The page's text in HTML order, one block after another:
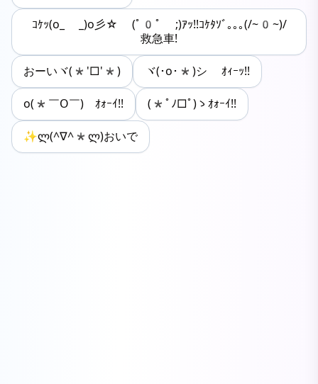
ｺｹｯ(o_ _)o彡☆ (ﾟ0ﾟ ;)ｱｯ!!ｺｹﾀｿﾞ｡｡｡(/~0~)/
救急車!
おーいヾ(*'□'*) ヾ(･o･*)シ ｵｨｰｯ!!
o(*￣O￣)ゝｵｫｰｲ!! (*ﾟﾉ□ﾟ)ゝｵｫｰｲ!!
✨ლ(^∇^*ლ)おいで